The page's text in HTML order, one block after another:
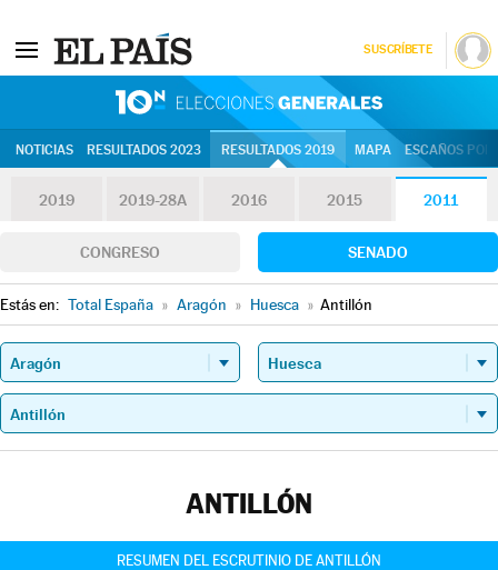
SUSCRÍBETE
NOTICIAS RESULTADOS 2023 RESULTADOS 2019 MAPA ESCAÑOS
2019 2019-28A 2016 2015 2011
CONGRESO SENADO
Estás en: Total España » Aragón » Huesca » Antillón
ANTILLÓN
RESUMEN DEL ESCRUTINIO DE ANTILLÓN